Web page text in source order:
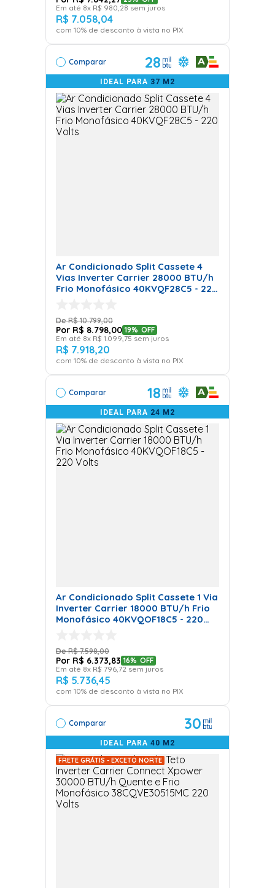
Em até 8x R$ 980 28 sem juros
R$ 7.058,04
com 10% de desconto à vista no PIX
Comparar 28
IDEAL PARA 37 M2
Ar Condicionado Split Cassete 4
Vias Inverter Carrier 28000 BTU/h
Frio Monofásico 40KVQF28C5 - 220
R$ 10.799,00
R$ 8.798,00 19% OFF
Em até 8x R$ 1.099,75 sem juros
R$ 7.918,20
com 10% de desconto à vista no PIX
Comparar 18
IDEAL PARA 24 M2
Ar Condicionado Split Cassete 1 Via
Inverter Carrier 18000 BTU/h Frio
Monofásico 40KVQOF18C5 - 220
R$ 7.598,00
R$ 6.373,83 16% OFF
Em até 8x R$ 796,72 sem juros
R$ 5.736,45
com 10% de desconto à vista no PIX
Comparar 30
IDEAL PARA 40 M2
FRETE GRÁTIS - EXCETO NORTE